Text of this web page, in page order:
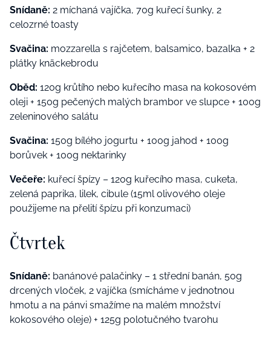
Snídaně: 2 míchaná vajíčka, 70g kuřecí šunky, 2
celozrné toasty
Svačina: mozzarella s rajčetem, balsamico, bazalka + 2
plátky knäckebrodu
Oběd: 120g krůtího nebo kuřecího masa na kokosovém
oleji + 150g pečených malých brambor ve slupce + 100g
zeleninového salátu
Svačina: 150g bílého jogurtu + 100g jahod + 100g
borůvek + 100g nektarinky
Večeře: kuřecí špízy – 120g kuřecího masa, cuketa,
zelená paprika, lilek, cibule (15ml olivového oleje
použijeme na přelití špízu při konzumaci)
Čtvrtek
Snídaně: banánové palačinky – 1 střední banán, 50g
drcených vloček, 2 vajíčka (smícháme v jednotnou
hmotu a na pánvi smažíme na malém množství
kokosového oleje) + 125g polotučného tvarohu